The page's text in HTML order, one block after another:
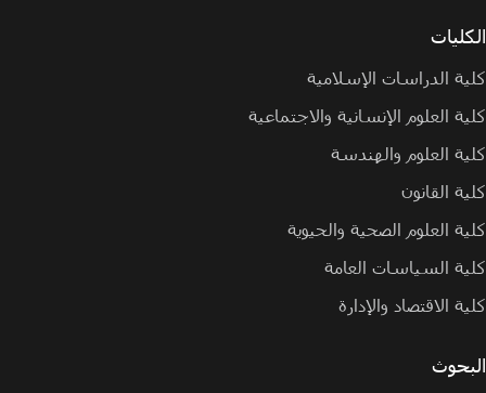
الكليات
كلية الدراسات الإسلامية
كلية العلوم الإنسانية والاجتماعية
كلية العلوم والهندسة
كلية القانون
كلية العلوم الصحية والحيوية
كلية السياسات العامة
كلية الاقتصاد والإدارة
البحوث